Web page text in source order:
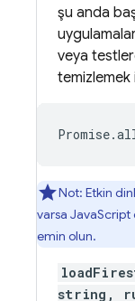
şu anda
veya
temizlemek
Not: Etkin
varsa JavaScript
emin olun.
string,